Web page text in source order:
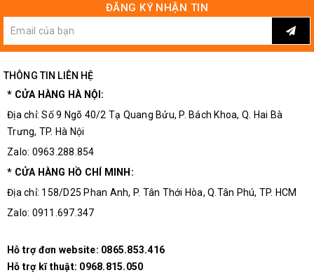
ĐĂNG KÝ NHẬN TIN
THÔNG TIN LIÊN HỆ
* CỬA HÀNG HÀ NỘI:
Địa chỉ: Số 9 Ngõ 40/2 Tạ Quang Bửu, P. Bách Khoa, Q. Hai Bà
Trưng, TP. Hà Nội
Zalo: 0963.288.854
* CỬA HÀNG HỒ CHÍ MINH:
Địa chỉ: 158/D25 Phan Anh, P. Tân Thới Hòa, Q.Tân Phú, TP. HCM
Zalo: 0911.697.347
Hỗ trợ đơn website: 0865.853.416
Hỗ trợ kĩ thuật: 0968.815.050